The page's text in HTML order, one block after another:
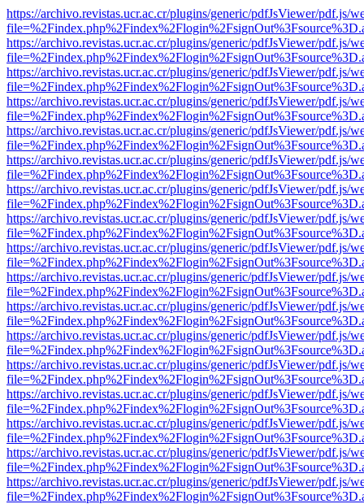
https://archivo.revistas.ucr.ac.cr/plugins/generic/pdfJsViewer/pdf.js/
https://archivo.revistas.ucr.ac.cr/plugins/generic/pdfJsViewer/pdf.js/
https://archivo.revistas.ucr.ac.cr/plugins/generic/pdfJsViewer/pdf.js/
https://archivo.revistas.ucr.ac.cr/plugins/generic/pdfJsViewer/pdf.js/
https://archivo.revistas.ucr.ac.cr/plugins/generic/pdfJsViewer/pdf.js/
https://archivo.revistas.ucr.ac.cr/plugins/generic/pdfJsViewer/pdf.js/
https://archivo.revistas.ucr.ac.cr/plugins/generic/pdfJsViewer/pdf.js/
https://archivo.revistas.ucr.ac.cr/plugins/generic/pdfJsViewer/pdf.js/
https://archivo.revistas.ucr.ac.cr/plugins/generic/pdfJsViewer/pdf.js/
https://archivo.revistas.ucr.ac.cr/plugins/generic/pdfJsViewer/pdf.js/
https://archivo.revistas.ucr.ac.cr/plugins/generic/pdfJsViewer/pdf.js/
https://archivo.revistas.ucr.ac.cr/plugins/generic/pdfJsViewer/pdf.js/
https://archivo.revistas.ucr.ac.cr/plugins/generic/pdfJsViewer/pdf.js/
https://archivo.revistas.ucr.ac.cr/plugins/generic/pdfJsViewer/pdf.js/
https://archivo.revistas.ucr.ac.cr/plugins/generic/pdfJsViewer/pdf.js/
https://archivo.revistas.ucr.ac.cr/plugins/generic/pdfJsViewer/pdf.js/
https://archivo.revistas.ucr.ac.cr/plugins/generic/pdfJsViewer/pdf.js/